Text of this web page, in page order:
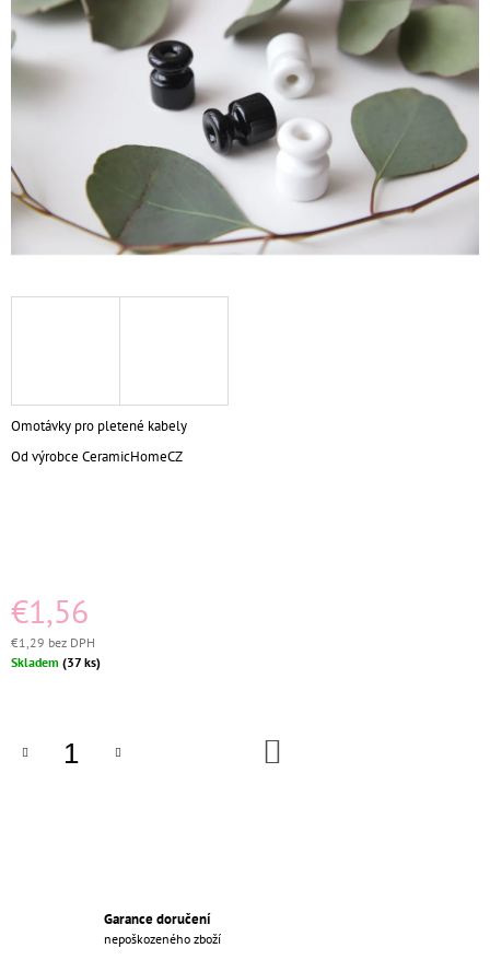
z
5
hviezdičiek.
Omotávky pro pletené kabely
Od výrobce CeramicHomeCZ
€1,56
€1,29 bez DPH
Jednotková
Skladem (37 ks)
Garance doručení
nepoškozeného zboží
Á
J
S
Ť
HĽADAŤ
O
R
Ú
Č
ZÁSUVKA
KOMPLETNÍ
ČERNÁ
€26,36